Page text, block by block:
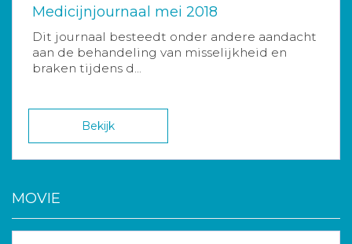
Medicijnjournaal mei 2018
Dit journaal besteedt onder andere aandacht
aan de behandeling van misselijkheid en
braken tijdens d...
Bekijk
MOVIE